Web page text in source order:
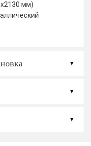
мм)